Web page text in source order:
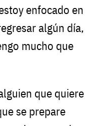
enfocado en
algún día,
mucho que
que quiere
se prepare